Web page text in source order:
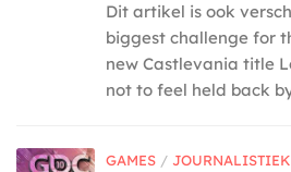
Dit artikel is ook
biggest challenge for
new Castlevania title
not to feel held back
GAMES / JOURNALISTIEK